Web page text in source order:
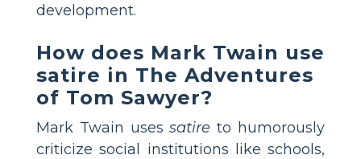
development.
How does Mark Twain use
satire in The Adventures
of Tom Sawyer?
Mark Twain usessatire to humorously
criticize social institutions like schools,